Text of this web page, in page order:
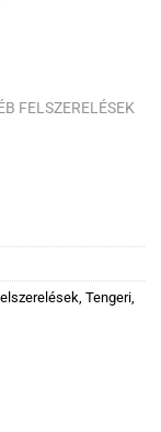
FELSZERELÉSEK
, Tengeri,